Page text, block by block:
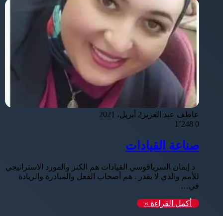
عاطف عبد العزيز 2 أبريل، 2021
0
صناعة القيادات
د إيمان السرياقوسي القيادات هم الكنز والمورد الاستراتيجي
للأمم والذي لا يقدر . هم أصحاب الفعل والمبادرة والريادة
في…
أكمل القراءة »